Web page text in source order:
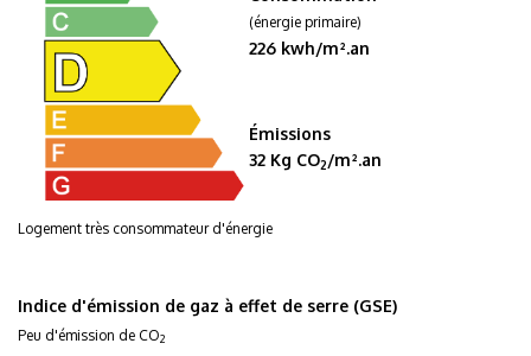
Logement très consommateur d'énergie
(énergie primaire)
226 kwh/m².an
Émissions
32 Kg CO2/m².an
Indice d'émission de gaz à effet de serre (GSE)
Peu d'émission de CO2